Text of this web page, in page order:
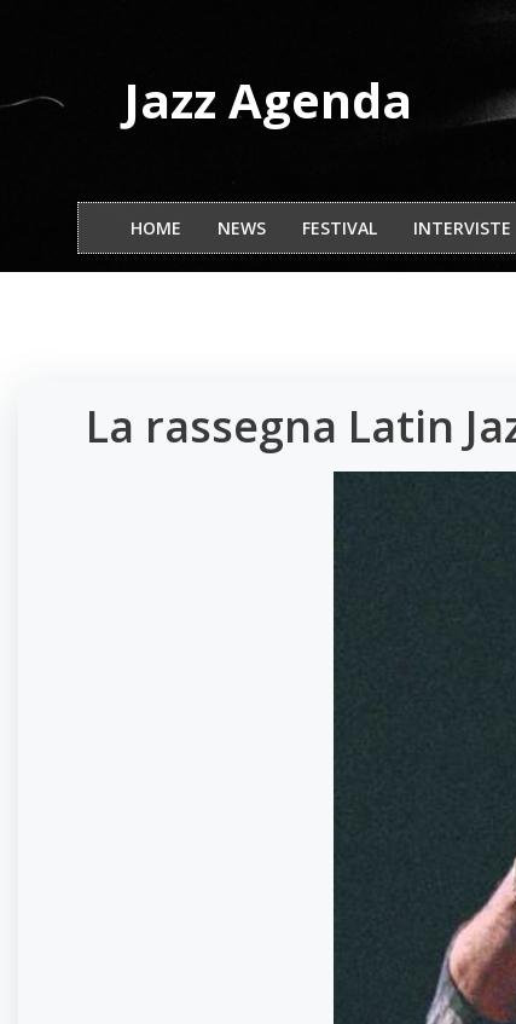
Jazz Agenda
HOME NEWS FESTIVAL INTERVISTE
La rassegna Latin